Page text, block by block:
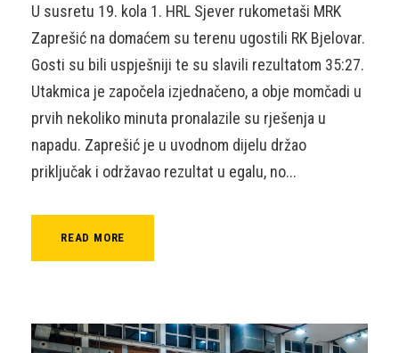
U susretu 19. kola 1. HRL Sjever rukometaši MRK
Zaprešić na domaćem su terenu ugostili RK Bjelovar.
Gosti su bili uspješniji te su slavili rezultatom 35:27.
Utakmica je započela izjednačeno, a obje momčadi u
prvih nekoliko minuta pronalazile su rješenja u
napadu. Zaprešić je u uvodnom dijelu držao
priključak i održavao rezultat u egalu, no...
READ MORE